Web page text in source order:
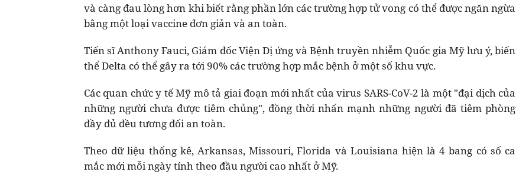
và càng đau lòng hơn khi biết rằng phần lớn các trường hợp tử vong có thể được ngăn ngừa
bằng một loại vaccine đơn giản và an toàn.
Tiến sĩ Anthony Fauci, Giám đốc Viện Dị ứng và Bệnh truyền nhiễm Quốc gia Mỹ lưu ý, biến
thể Delta có thể gây ra tới 90% các trường hợp mắc bệnh ở một số khu vực.
Các quan chức y tế Mỹ mô tả giai đoạn mới nhất của virus SARS-CoV-2 là một "đại dịch của
những người chưa được tiêm chủng", đồng thời nhấn mạnh những người đã tiêm phòng
đầy đủ đều tương đối an toàn.
Theo dữ liệu thống kê, Arkansas, Missouri, Florida và Louisiana hiện là 4 bang có số ca
mắc mới mỗi ngày tính theo đầu người cao nhất ở Mỹ.